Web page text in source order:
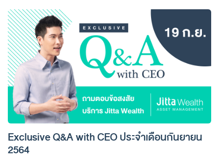
Exclusive Q&A with CEO ประจำเดือนกันยายน
2564